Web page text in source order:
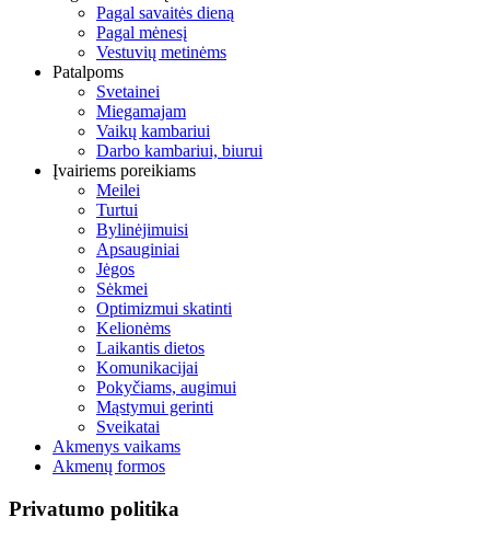
Pagal savaitės dieną
Pagal mėnesį
Vestuvių metinėms
Patalpoms
Svetainei
Miegamajam
Vaikų kambariui
Darbo kambariui, biurui
Įvairiems poreikiams
Meilei
Turtui
Bylinėjimuisi
Apsauginiai
Jėgos
Sėkmei
Optimizmui skatinti
Kelionėms
Laikantis dietos
Komunikacijai
Pokyčiams, augimui
Mąstymui gerinti
Sveikatai
Akmenys vaikams
Akmenų formos
Privatumo politika